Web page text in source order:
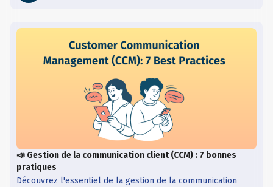
📣 Gestion de la communication client (CCM) : 7 bonnes
pratiques
Découvrez l'essentiel de la gestion de la communication